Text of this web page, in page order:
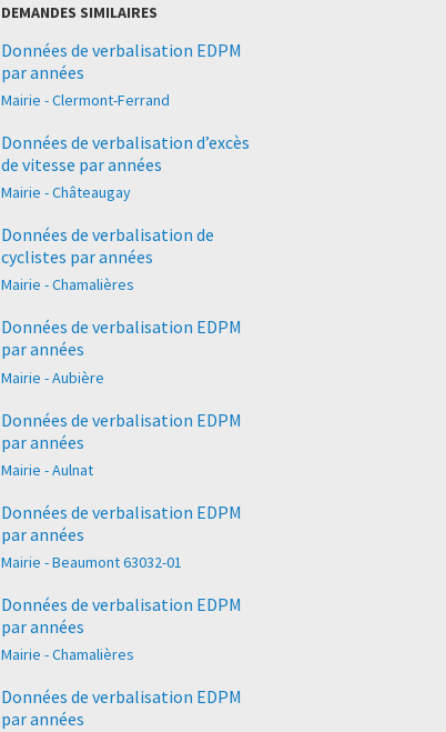
DEMANDES SIMILAIRES
Données de verbalisation EDPM
par années
Mairie - Clermont-Ferrand
Données de verbalisation d’excès
de vitesse par années
Mairie - Châteaugay
Données de verbalisation de
cyclistes par années
Mairie - Chamalières
Données de verbalisation EDPM
par années
Mairie - Aubière
Données de verbalisation EDPM
par années
Mairie - Aulnat
Données de verbalisation EDPM
par années
Mairie - Beaumont 63032-01
Données de verbalisation EDPM
par années
Mairie - Chamalières
Données de verbalisation EDPM
par années